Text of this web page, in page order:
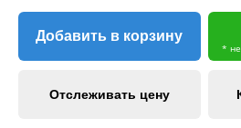
Добавить в корзину
*
Отслеживать цену